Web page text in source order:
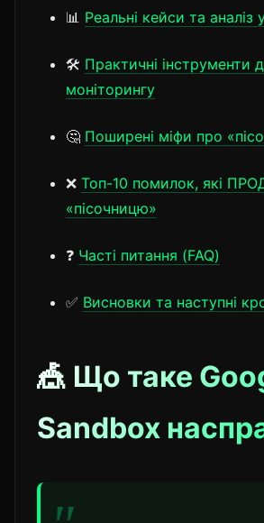
📊 Реальні кейси та аналіз
🛠️ Практичні інструменти
моніторингу
🤔 Поширені міфи про
❌ Топ-10 помилок, які
«пісочницю»
❓ Часті питання (FAQ)
✅ Висновки та наступні
🎪 Що таке
Sandbox